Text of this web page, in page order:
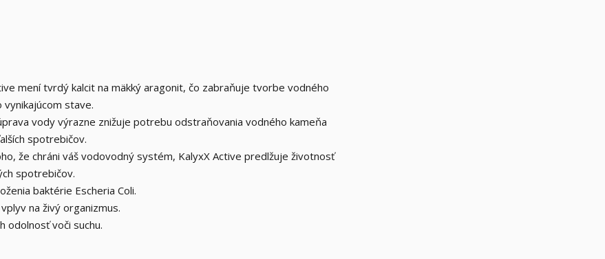
mení tvrdý kalcit na mäkký aragonit, čo zabraňuje tvorbe vodného
stave.
vody výrazne znižuje potrebu odstraňovania vodného kameňa
spotrebičov.
že chráni váš vodovodný systém, KalyxX Active predlžuje životnosť
spotrebičov.
baktérie Escheria Coli.
na živý organizmus.
odolnosť voči suchu.